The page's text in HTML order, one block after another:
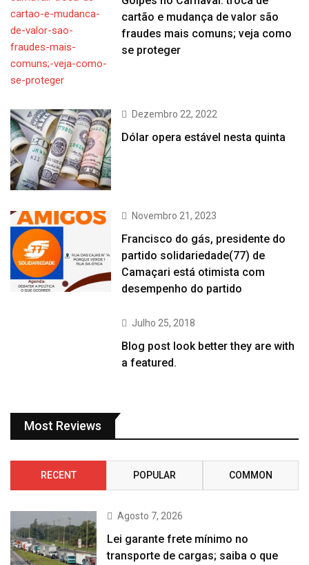
cartão e mudança de valor são
fraudes mais comuns; veja como
se proteger
Dezembro 22, 2022
Dólar opera estável nesta quinta
Novembro 21, 2023
Francisco do gás, presidente do
partido solidariedade(77) de
Camaçari está otimista com
desempenho do partido
Julho 25, 2018
Blog post look better they are with
a featured.
Most Reviews
RECENT POPULAR COMMON
Agosto 7, 2026
Lei garante frete mínimo no
transporte de cargas; saiba o que